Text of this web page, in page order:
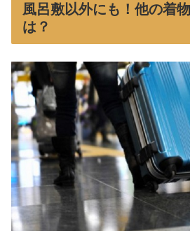
風呂敷以外にも！他の着
は？